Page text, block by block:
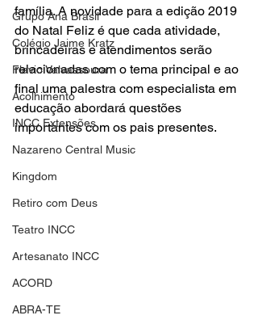
Grupo Ana Brasil
Colégio Jaime Kratz
Flavio Valvassoura
Acolhimento
INCC Extensões
Nazareno Central Music
Kingdom
Retiro com Deus
Teatro INCC
Artesanato INCC
ACORD
ABRA-TE
família. A novidade para a edição 2019
do Natal Feliz é que cada atividade,
brincadeiras e atendimentos serão
relacionadas com o tema principal e ao
final uma palestra com especialista em
educação abordará questões
importantes com os pais presentes.